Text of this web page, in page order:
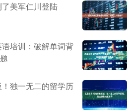
美军仁川登陆
培训：破解单词背
独一无二的留学历